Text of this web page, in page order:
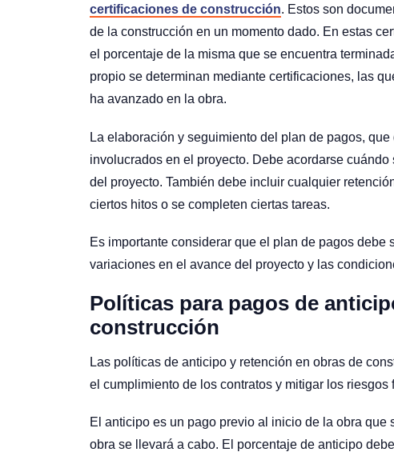
certificaciones de construcción. Estos son
de la construcción en un momento dado. En estas
el porcentaje de la misma que se encuentra
propio se determinan mediante certificaciones, las
ha avanzado en la obra.
La elaboración y seguimiento del plan de pagos,
involucrados en el proyecto. Debe acordarse
del proyecto. También debe incluir cualquier
ciertos hitos o se completen ciertas tareas.
Es importante considerar que el plan de pagos
variaciones en el avance del proyecto y las
Políticas para pagos de
construcción
Las políticas de anticipo y retención en obras de
el cumplimiento de los contratos y mitigar los riesgos
El anticipo es un pago previo al inicio de la obra
obra se llevará a cabo. El porcentaje de anticipo